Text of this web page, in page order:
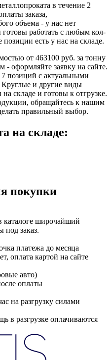
в течение 2
заказа,
объема - у нас нет
работать с любым кол-
есть у нас на складе.
от 463100 руб. за тонну
- оформляйте заявку на сайте.
7 позиций с актуальными
и другие виды
складе и готовы к отгрузке.
обращайтесь к нашим
правильный выбор.
на складе:
покупки
каталоге широчайший
под заказ.
платежа до месяца
оплата картой на сайте
авто)
оплаты
на разгрузку силами
в разгрузке оплачиваются